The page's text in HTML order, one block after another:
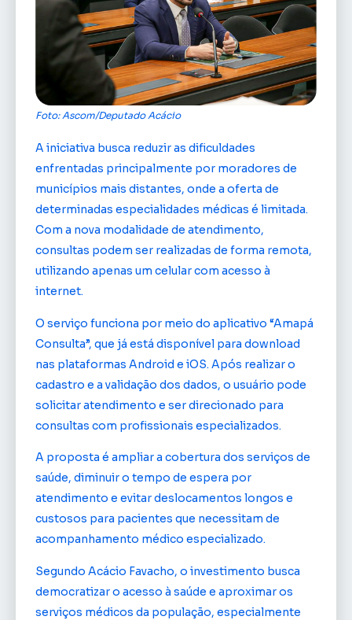
Foto: Ascom/Deputado Acácio
A iniciativa busca reduzir as dificuldades
enfrentadas principalmente por moradores de
municípios mais distantes, onde a oferta de
determinadas especialidades médicas é limitada.
Com a nova modalidade de atendimento,
consultas podem ser realizadas de forma remota,
utilizando apenas um celular com acesso à
internet.
O serviço funciona por meio do aplicativo “Amapá
Consulta”, que já está disponível para download
nas plataformas Android e iOS. Após realizar o
cadastro e a validação dos dados, o usuário pode
solicitar atendimento e ser direcionado para
consultas com profissionais especializados.
A proposta é ampliar a cobertura dos serviços de
saúde, diminuir o tempo de espera por
atendimento e evitar deslocamentos longos e
custosos para pacientes que necessitam de
acompanhamento médico especializado.
Segundo Acácio Favacho, o investimento busca
democratizar o acesso à saúde e aproximar os
serviços médicos da população, especialmente